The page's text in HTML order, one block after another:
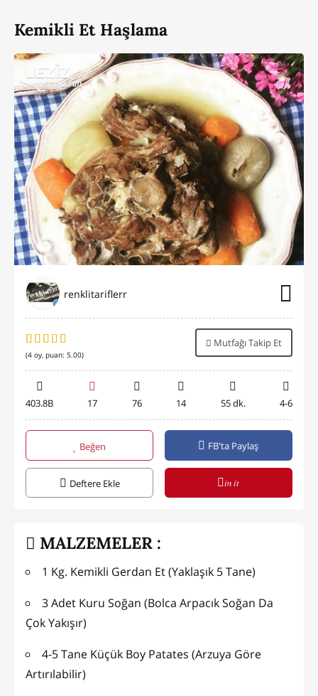
Kemikli Et Haşlama
renklitariflerr
(4 oy, puan: 5.00)
Mutfağı Takip Et
403.8B 17 76 14 55 dk. 4-6
Beğen FB'ta Paylaş
Deftere Ekle in it
MALZEMELER :
1 Kg. Kemikli Gerdan Et (Yaklaşık 5 Tane)
3 Adet Kuru Soğan (Bolca Arpacık Soğan Da
Çok Yakışır)
4-5 Tane Küçük Boy Patates (Arzuya Göre
Artırılabilir)